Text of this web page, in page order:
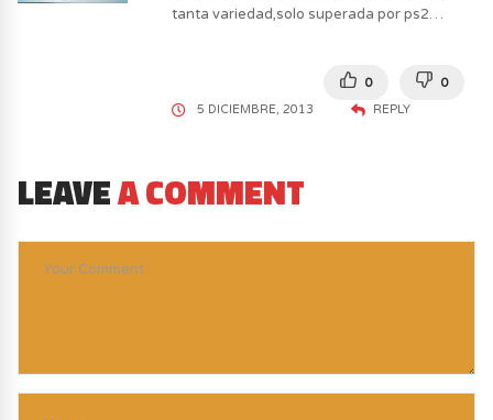
tanta variedad,solo superada por ps2…
0
0
5 DICIEMBRE, 2013
REPLY
LEAVEA COMMENT